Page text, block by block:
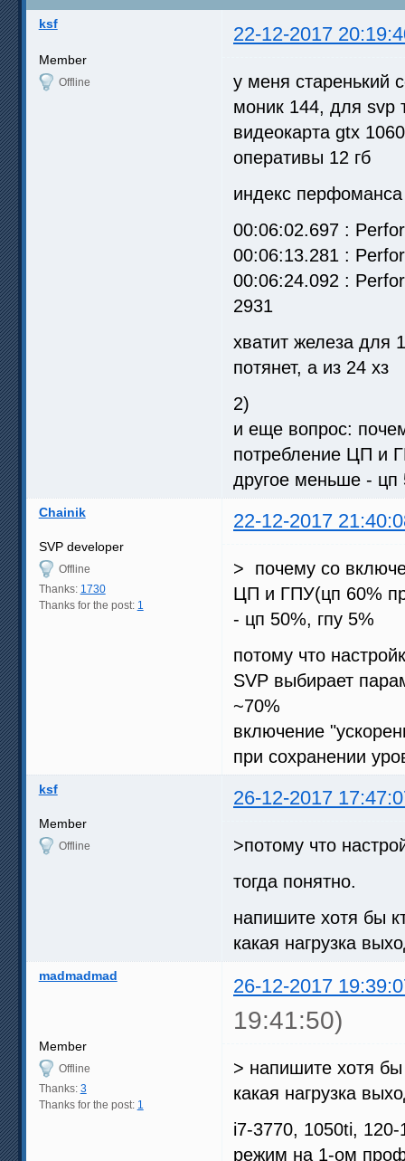
ksf 22-12-2017
Member
Offline
у меня старенький
моник 144, для svp
видеокарта gtx
оперативы 12 гб
индекс
00:06:02.697 :
00:06:13.281 :
00:06:24.092 :
2931
хватит железа для
потянет, а из 24 хз
2)
и еще вопрос:
потребление ЦП и
другое меньше - цп
Chainik 22-12-2017
SVP developer
Offline
Thanks: 1730
Thanks for the post: 1
> почему со
ЦП и ГПУ(цп 60%
- цп 50%, гпу 5%
потому что
SVP выбирает
~70%
включение
при сохранении
ksf 26-12-2017
Member
Offline
>потому что
тогда понятно.
напишите хотя бы
какая нагрузка
madmadmad 26-12-2017
19:41:50)
Member
Offline
Thanks: 3
Thanks for the post: 1
> напишите хотя бы
какая нагрузка
i7-3770, 1050ti, 120-
режим на 1-ом